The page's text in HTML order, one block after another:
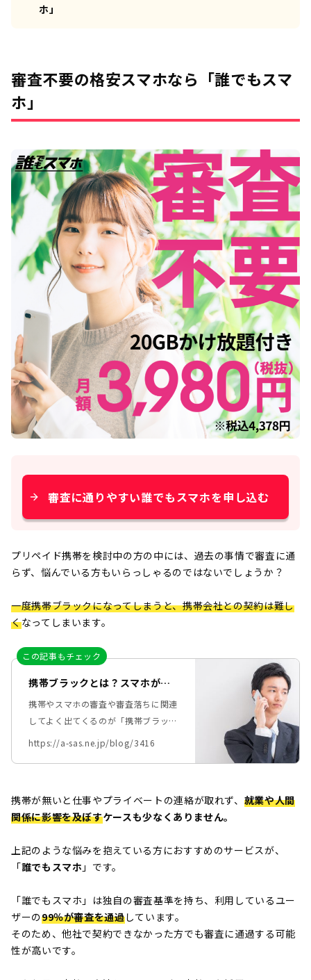
ホ」
審査不要の格安スマホなら「誰でもスマ
ホ」
審査に通りやすい誰でもスマホを申し込む
プリペイド携帯を検討中の方の中には、過去の事情で審査に通
らず、悩んでいる方もいらっしゃるのではないでしょうか？
一度携帯ブラックになってしまうと、携帯会社との契約は難し
くなってしまいます。
この記事もチェック
携帯ブラックとは？スマホが契
約できない？理由と対処法を解
説！
携帯やスマホの審査や審査落ちに関連
してよく出てくるのが「携帯ブラック
（スマホブラック）」という言葉で
消する方法は？ など、携帯ブラック
について気になっている方も多いかも
ラックとは何か」について、分かりや
すく解説します。 あわせて、携帯ブ
対処法も紹介していますので、 お困
りの方は参考にしてみてください。
https://a-sas.ne.jp/blog/3416
携帯が無いと仕事やプライベートの連絡が取れず、 就業や人間
関係に影響を及ぼすケースも少なくありません。
上記のような悩みを抱えている方におすすめのサービスが、
「誰でもスマホ 」です。
「誰でもスマホ」は独自の審査基準を持ち、利用しているユー
ザーの99％が審査を通過しています。
そのため、他社で契約できなかった方でも審査に通過する可能
性が高いです。